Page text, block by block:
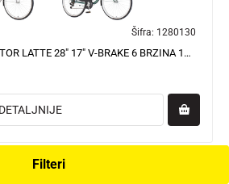
Filteri
Šifra: 1280130
BICIKL FASHION VISITOR LATTE 28" 17" V-BRAKE 6 BRZINA 155-178CM (S/M) BELO BRAON
DETALJNIJE